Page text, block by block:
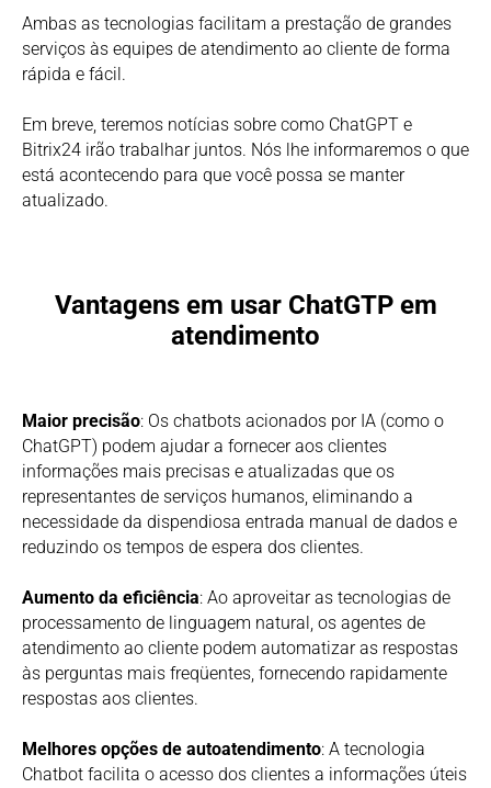
Ambas as tecnologias facilitam a prestação de grandes
serviços às equipes de atendimento ao cliente de forma
rápida e fácil.
Em breve, teremos notícias sobre como ChatGPT e
Bitrix24 irão trabalhar juntos. Nós lhe informaremos o que
está acontecendo para que você possa se manter
atualizado.
Vantagens em usar ChatGTP em
atendimento
Maior precisão: Os chatbots acionados por IA (como o
ChatGPT) podem ajudar a fornecer aos clientes
informações mais precisas e atualizadas que os
representantes de serviços humanos, eliminando a
necessidade da dispendiosa entrada manual de dados e
reduzindo os tempos de espera dos clientes.
Aumento da eficiência: Ao aproveitar as tecnologias de
processamento de linguagem natural, os agentes de
atendimento ao cliente podem automatizar as respostas
às perguntas mais freqüentes, fornecendo rapidamente
respostas aos clientes.
Melhores opções de autoatendimento: A tecnologia
Chatbot facilita o acesso dos clientes a informações úteis